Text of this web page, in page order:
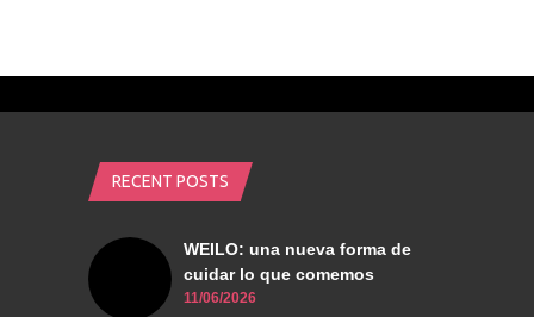
RECENT POSTS
WEILO: una nueva forma de
cuidar lo que comemos
11/06/2026